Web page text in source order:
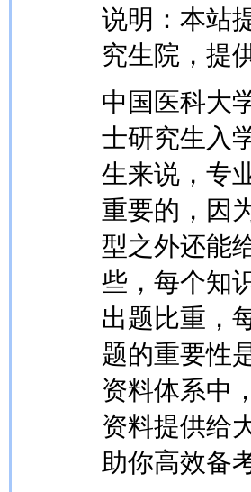
说明：本站
究生院，提
中国医科大
士研究生入
生来说，专
重要的，因
型之外还能
些，每个知
出题比重，
题的重要性
资料体系中
资料提供给
助你高效备